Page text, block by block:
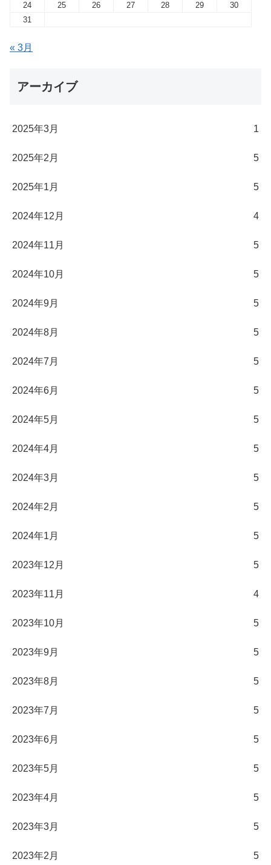
24
25 26 27 28 29
30
31
« 3月
アーカイブ
2025年3月 1
2025年2月 5
2025年1月 5
2024年12月 4
2024年11月 5
2024年10月 5
2024年9月 5
2024年8月 5
2024年7月 5
2024年6月 5
2024年5月 5
2024年4月 5
2024年3月 5
2024年2月 5
2024年1月 5
2023年12月 5
2023年11月 4
2023年10月 5
2023年9月 5
2023年8月 5
2023年7月 5
2023年6月 5
2023年5月 5
2023年4月 5
2023年3月 5
2023年2月 5